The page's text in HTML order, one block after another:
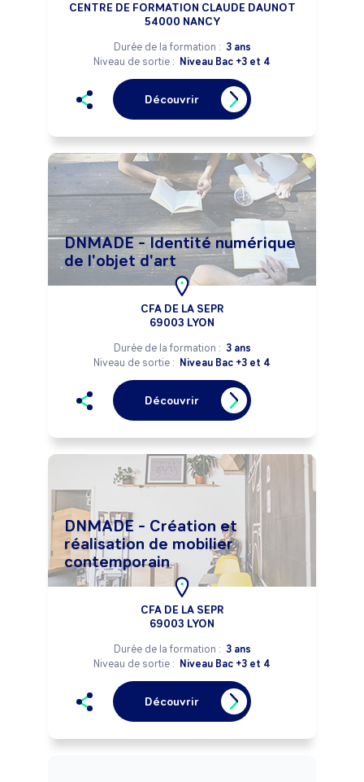
CENTRE DE FORMATION CLAUDE DAUNOT
54000 NANCY
Durée de la formation : 3 ans
Niveau de sortie : Niveau Bac +3 et 4
Découvrir
DNMADE - Identité numérique
de l'objet d'art
CFA DE LA SEPR
69003 LYON
Durée de la formation : 3 ans
Niveau de sortie : Niveau Bac +3 et 4
Découvrir
DNMADE - Création et
réalisation de mobilier
contemporain
CFA DE LA SEPR
69003 LYON
Durée de la formation : 3 ans
Niveau de sortie : Niveau Bac +3 et 4
Découvrir